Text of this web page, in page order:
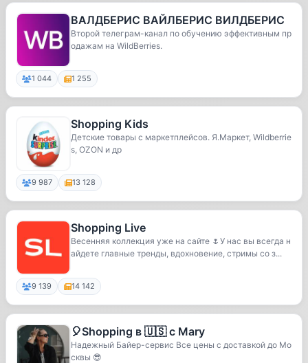
ВАЛДБЕРИС ВАЙЛБЕРИС ВИЛДБЕРИС
Второй телеграм-канал по обучению эффективным пр
одажам на WildBerries.
1 044 1 255
Shopping Kids
Детские товары с маркетплейсов. Я.Маркет, Wildberrie
s, OZON и др
9 987 13 128
Shopping Live
Весенняя коллекция уже на сайте 🌷У нас вы всегда н
айдете главные тренды, вдохновение, стримы со з...
9 139 14 142
🎈Shopping в 🇺🇸 с Mary
Надежный Байер-сервис Все цены с доставкой до Мо
сквы 😎